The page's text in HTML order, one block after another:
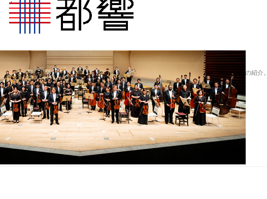
東京都交響楽団
東京都交響楽団公式サイト。コンサートスケジュールやチケット、オーケストラの紹介。
www.tmso.or.jp